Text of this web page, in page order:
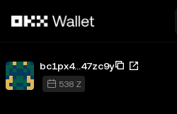
bc1px4...47zc9y
538 Z